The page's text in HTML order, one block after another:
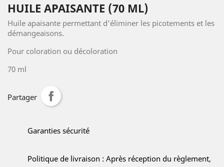
HUILE APAISANTE (70 ML)
Huile apaisante permettant d'éliminer les picotements et les
démangeaisons.
Pour coloration ou décoloration
70 ml
Partager
Garanties sécurité
Politique de livraison : Après réception du règlement,